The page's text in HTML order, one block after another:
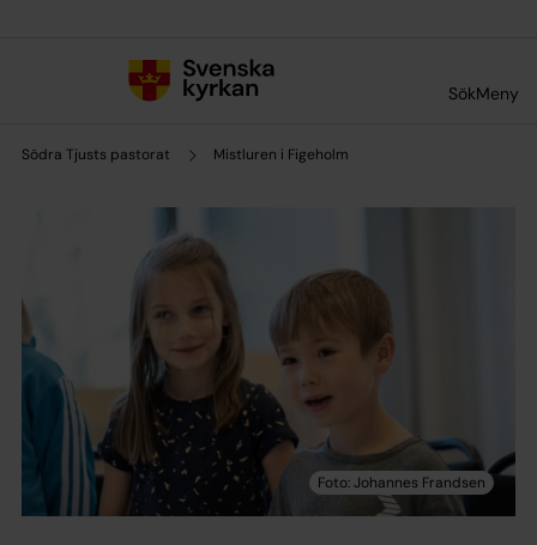
SökMeny
Södra Tjusts pastorat Mistluren i Figeholm